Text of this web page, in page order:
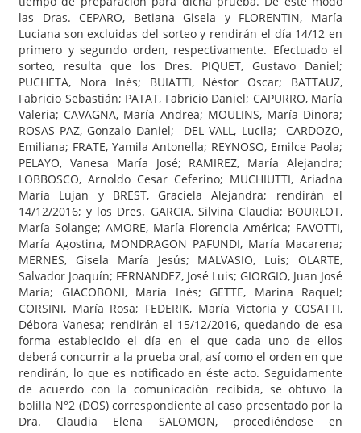
las Dras. CEPARO, Betiana Gisela y FLORENTIN, María
Luciana son excluidas del sorteo y rendirán el día 14/12 en
primero y segundo orden, respectivamente. Efectuado el
sorteo, resulta que los Dres. PIQUET, Gustavo Daniel;
PUCHETA, Nora Inés; BUIATTI, Néstor Oscar; BATTAUZ,
Fabricio Sebastián; PATAT, Fabricio Daniel; CAPURRO, María
Valeria; CAVAGNA, María Andrea; MOULINS, María Dinora;
ROSAS PAZ, Gonzalo Daniel; DEL VALL, Lucila; CARDOZO,
Emiliana; FRATE, Yamila Antonella; REYNOSO, Emilce Paola;
PELAYO, Vanesa María José; RAMIREZ, María Alejandra;
LOBBOSCO, Arnoldo Cesar Ceferino; MUCHIUTTI, Ariadna
María Lujan y BREST, Graciela Alejandra; rendirán el
14/12/2016; y los Dres. GARCIA, Silvina Claudia; BOURLOT,
María Solange; AMORE, María Florencia América; FAVOTTI,
María Agostina, MONDRAGON PAFUNDI, María Macarena;
MERNES, Gisela María Jesús; MALVASIO, Luis; OLARTE,
Salvador Joaquín; FERNANDEZ, José Luis; GIORGIO, Juan José
María; GIACOBONI, María Inés; GETTE, Marina Raquel;
CORSINI, María Rosa; FEDERIK, María Victoria y COSATTI,
Débora Vanesa; rendirán el 15/12/2016, quedando de esa
forma establecido el día en el que cada uno de ellos
deberá concurrir a la prueba oral, así como el orden en que
rendirán, lo que es notificado en éste acto. Seguidamente
de acuerdo con la comunicación recibida, se obtuvo la
bolilla N°2 (DOS) correspondiente al caso presentado por la
Dra. Claudia Elena SALOMON, procediéndose en